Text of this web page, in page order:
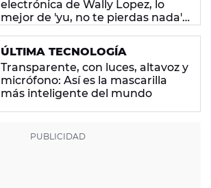
electrónica de Wally Lopez, lo
mejor de 'yu, no te pierdas nada'
ÚLTIMA TECNOLOGÍA
Transparente, con luces, altavoz y
micrófono: Así es la mascarilla
más inteligente del mundo